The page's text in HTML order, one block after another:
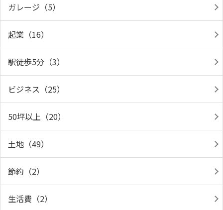
ガレージ（5）
起業（16）
駅徒歩5分（3）
ビジネス（25）
50坪以上（20）
土地（49）
節約（2）
生活費（2）